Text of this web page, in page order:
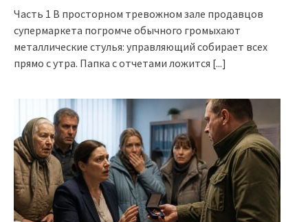
Часть 1 В просторном тревожном зале продавцов
супермаркета погромче обычного громыхают
металлические стулья: управляющий собирает всех
прямо с утра. Папка с отчетами ложится [...]